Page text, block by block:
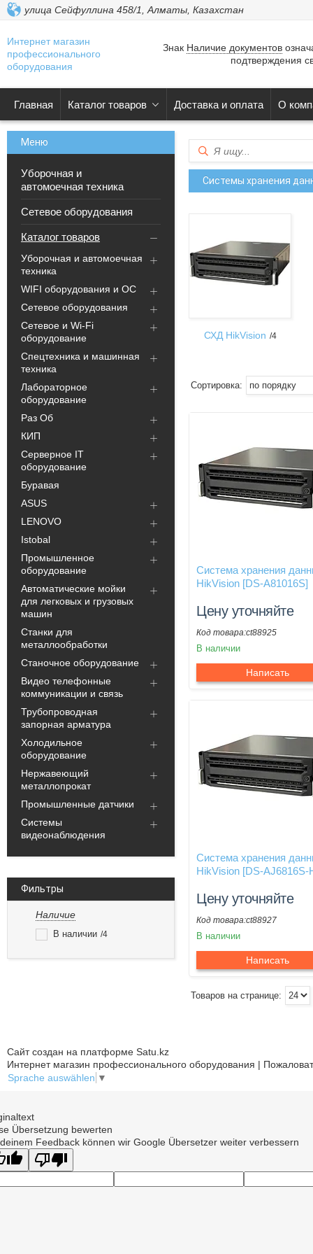
улица Сейфуллина 458/1, Алматы, Казахстан
Интернет магазин
профессионального
оборудования
Знак Наличие документов
подтверждения
Главная Каталог товаров Доставка и оплата О
Уборочная и
автомоечная техника
Сетевое оборудования
Каталог товаров
Уборочная и автомоечная
техника
WIFI оборудования и ОС
Сетевое оборудования
Сетевое и Wi-Fi
оборудование
Спецтехника и машинная
техника
Лабораторное
оборудование
Раз Об
КИП
Серверное IT
оборудование
Буравая
ASUS
LENOVO
Istobal
Промышленное
оборудование
Автоматические мойки
для легковых и грузовых
машин
Станки для
металлообработки
Станочное оборудование
Видео телефонные
коммуникации и связь
Трубопроводная
запорная арматура
Холодильное
оборудование
Нержавеющий
металлопрокат
Промышленные датчики
Системы
видеонаблюдения
Фильтры
Наличие
В наличии 4
Системы хранения
СХД HikVision 4
Система хранения
HikVision [DS-A81016S]
Цену уточняйте
ct88925
В наличии
Написать
Система хранения
HikVision [DS-AJ6816S-
Цену уточняйте
ct88927
В наличии
Написать
Сайт создан на платформе Satu.kz
Интернет магазин профессионального оборудования |
Sprache auswählen ▼
Übersetzung bewerten
Feedback können wir Google Übersetzer weiter verbessern